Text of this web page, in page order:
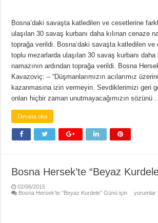
Bosna’daki savaşta katledilen ve cesetlerine
ulaşılan 30 savaş kurbanı daha kılınan cenaze
toprağa verildi. Bosna’daki savaşta katledilen ve
toplu mezarlarda ulaşılan 30 savaş kurbanı daha
namazının ardından toprağa verildi. Bosna
Kavazoviç: – “Düşmanlarımızın acılarımız
kazanmasına izin vermeyin. Sevdiklerimizi geri
onları hiçbir zaman unutmayacağımızın sözünü …
Devamı oku
Bosna Hersek’te “Beyaz
02/06/2015
Bosna Hersek’te “Beyaz Kurdele” Günü için
yorumlar